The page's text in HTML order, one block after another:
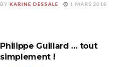
BY KARINE DESSALE 1 MARS 2018
Philippe Guillard … tout
simplement !